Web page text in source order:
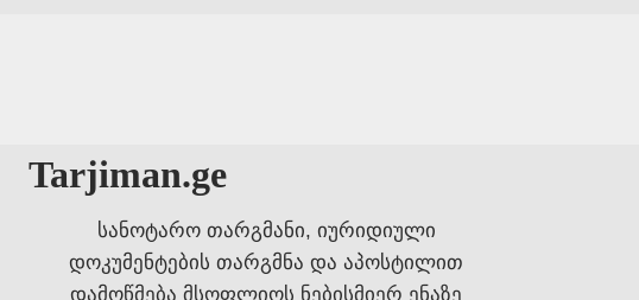
Tarjiman.ge
სანოტარო თარგმანი, იურიდიული
დოკუმენტების თარგმნა და აპოსტილით
დამოწმება მსოფლიოს ნებისმიერ ენაზე